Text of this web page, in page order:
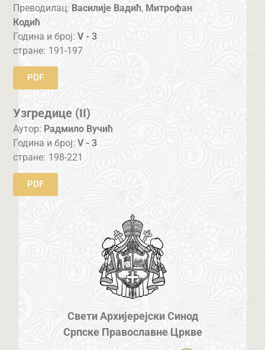
Преводилац: Василије Вадић, Митрофан
Кодић
Година и број:V - 3
стране: 191-197
PDF
Узгредице (II)
Аутор: Радмило Вучић
Година и број:V - 3
стране: 198-221
PDF
Свети Архијерејски Синод
Српске Православне Цркве